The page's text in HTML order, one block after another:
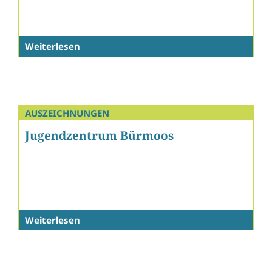
Weiterlesen
AUSZEICHNUNGEN
Jugendzentrum Bürmoos
Weiterlesen